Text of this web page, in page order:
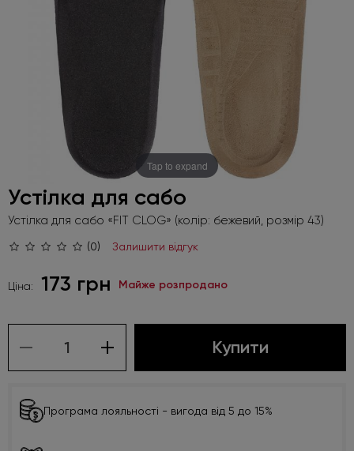
Tap to expand
Устілка для сабо
Устілка для сабо «FIT CLOG» (колір: бежевий, розмір 43)
(0) Залишити відгук
Ціна: 173 грн Майже розпродано
Купити
Програма лояльності - вигода від 5 до 15%